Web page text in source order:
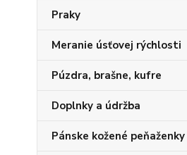
Praky
Meranie úsťovej rýchlosti
Púzdra, brašne, kufre
Doplnky a údržba
Pánske kožené peňaženky